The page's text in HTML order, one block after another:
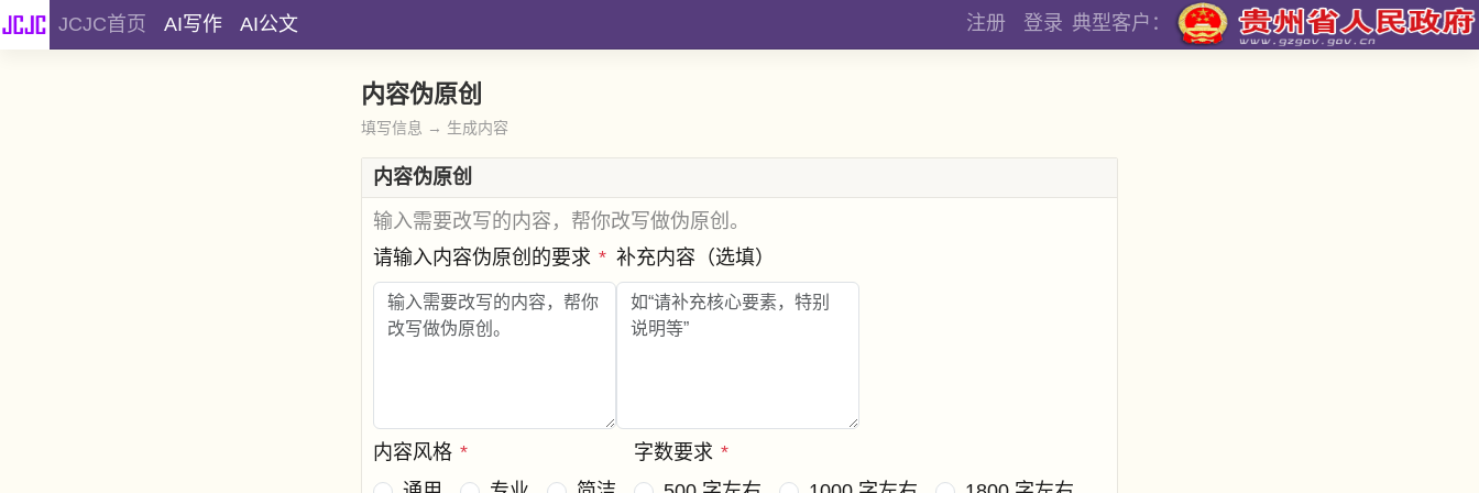
JCJC首页 AI写作 AI公文 注册 登录 典型客户：
内容伪原创
填写信息 → 生成内容
内容伪原创
输入需要改写的内容，帮你改写做伪原创。
请输入内容伪原创的要求 * 补充内容（选填）
内容风格 *
字数要求 *